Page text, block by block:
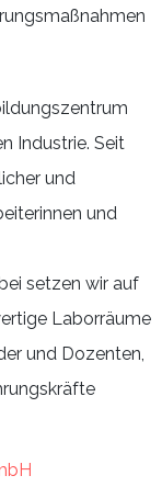
Industrie. Seit
und
und
setzen wir auf
Laborräume
und Dozenten,